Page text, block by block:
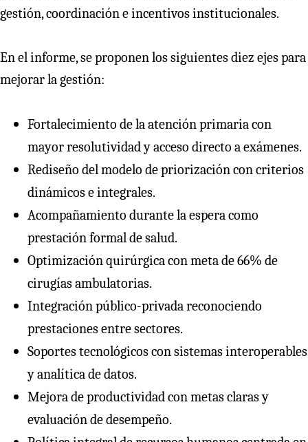
gestión, coordinación e incentivos institucionales.
En el informe, se proponen los siguientes diez ejes para
mejorar la gestión:
Fortalecimiento de la atención primaria con
mayor resolutividad y acceso directo a exámenes.
Rediseño del modelo de priorización con criterios
dinámicos e integrales.
Acompañamiento durante la espera como
prestación formal de salud.
Optimización quirúrgica con meta de 66% de
cirugías ambulatorias.
Integración público-privada reconociendo
prestaciones entre sectores.
Soportes tecnológicos con sistemas interoperables
y analítica de datos.
Mejora de productividad con metas claras y
evaluación de desempeño.